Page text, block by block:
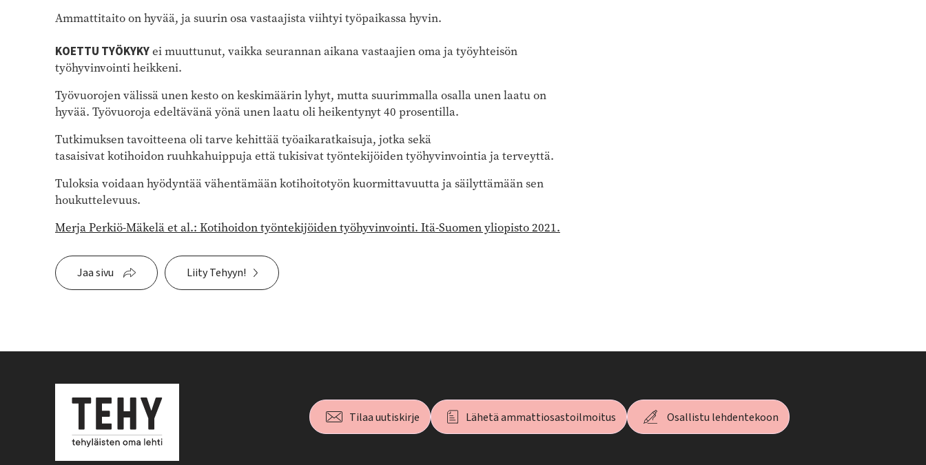
Ammattitaito on hyvää, ja suurin osa vastaajista viihtyi työpaikassa hyvin.
KOETTU TYÖKYKYei muuttunut, vaikka seurannan aikana vastaajien oma ja työyhteisön
työhyvinvointi heikkeni.
Työvuorojen välissä unen kesto on keskimäärin lyhyt, mutta suurimmalla osalla unen laatu on
hyvää. Työvuoroja edeltävänä yönä unen laatu oli heikentynyt 40 prosentilla.
Tutkimuksen tavoitteena oli tarve kehittää työaikaratkaisuja, jotka sekä
tasaisivat kotihoidon ruuhkahuippuja että tukisivat työntekijöiden työhyvinvointia ja terveyttä.
Tuloksia voidaan hyödyntää vähentämään kotihoitotyön kuormittavuutta ja säilyttämään sen
houkuttelevuus.
Merja Perkiö-Mäkelä et al.: Kotihoidon työntekijöiden työhyvinvointi. Itä-Suomen yliopisto 2021.
Jaa sivu Liity Tehyyn!
Tilaa uutiskirje Lähetä ammattiosastoilmoitus Osallistu lehdentekoon